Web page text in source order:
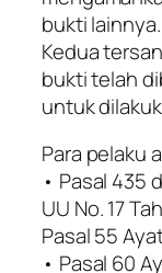
bukti lainnya.
Kedua
bukti telah
untuk
Para pelaku
• Pasal 435
UU No. 17
Pasal 55
• Pasal 60